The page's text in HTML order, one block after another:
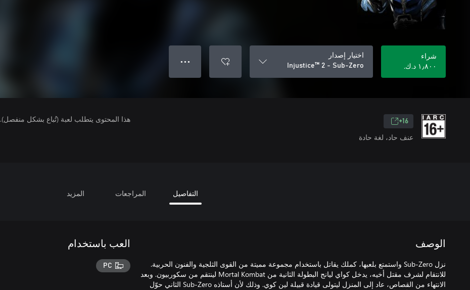
شراء
١٫٨٠٠ د.ك.‏
اختيار إصدار
Injustice™ 2 - Sub-Zero
● ● ●
16+
عنف حاد، لغة حادة
هذا المحتوى يتطلب لعبة (تُباع بشكل منفصل).
التفاصيل المراجعات المزيد
الوصف
نزل Sub-Zero واستمتع بلعبها، كملك يقاتل باستخدام مجموعة مميتة من القوى الثلجية والفنون الحربية.
للانتقام لشرف مقتل أخيه، يدخل كواي ليانج البطولة الثانية من Mortal Kombat لينتقم من سكوربيون. وبعد
الانتهاء من القصاص، عاد إلى المنزل ليتولى قيادة قبيلة لين كوي. وذلك لأن أستاذه Sub-Zero الثاني حوّل
العب باستخدام
PC